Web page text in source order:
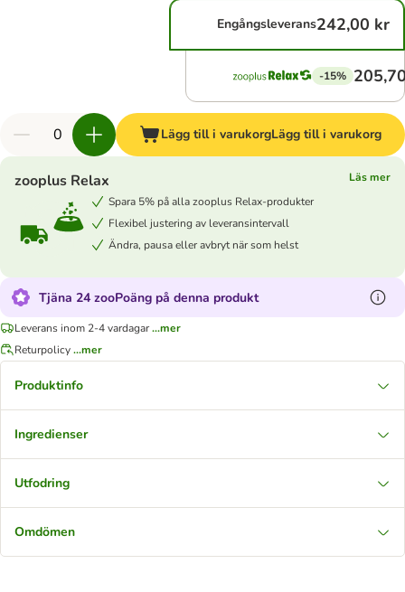
Engångsleverans242,00 kr
-15%
Lägg till i varukorgLägg till i varukorg
zooplus Relax
Läs mer
Spara 5% på alla zooplus Relax-produkter
Flexibel justering av leveransintervall
Ändra, pausa eller avbryt när som helst
Tjäna 24 zooPoäng på denna produkt
Leverans inom 2-4 vardagar...mer
Returpolicy...mer
Produktinfo
Ingredienser
Utfodring
Omdömen